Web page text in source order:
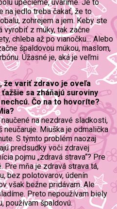
upečieme, uvaríme. Je to
na jedlo treba čakať, že to
zohrejem a jem. Keby ste
vyrobiť z múky, tak začne
chleba až po vianočku… Alebo
špaldovou múkou, maslom,
Úžasné je, aká je veľmi
že variť zdravo je oveľa
sa zháňajú suroviny
Čo na to hovoríte?
na nezdravé sladkosti,
Miuška je odmalička
S týmto problém naozaj
predsudky voči zdravej
pojmu „zdravá strava“? Pre
Pre mňa je zdravá strava tá,
bez polotovarov, údenín
však bežne pridávam. Ale
Preto nepoužívam biely
používam špaldovú.